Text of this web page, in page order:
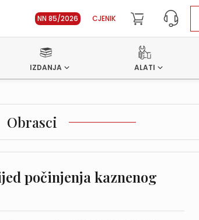
NN 85/2026 CJENIK
IZDANJA ALATI
Obrasci
počinjenja kaznenog